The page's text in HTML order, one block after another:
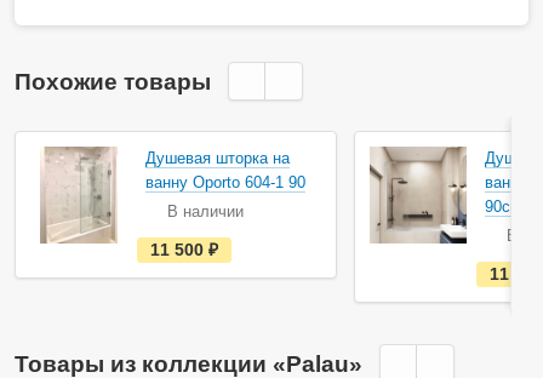
Похожие товары
Душевая шторка на
ванну Oporto 604-1 90
В наличии
е
с
т
л
11 500
ванну
90см
В
11
Товары из коллекции «Palau»